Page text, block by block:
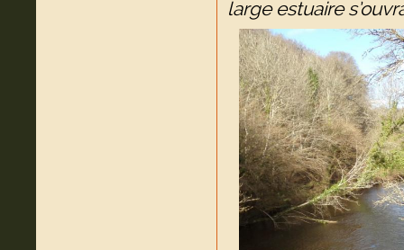
large estuaire